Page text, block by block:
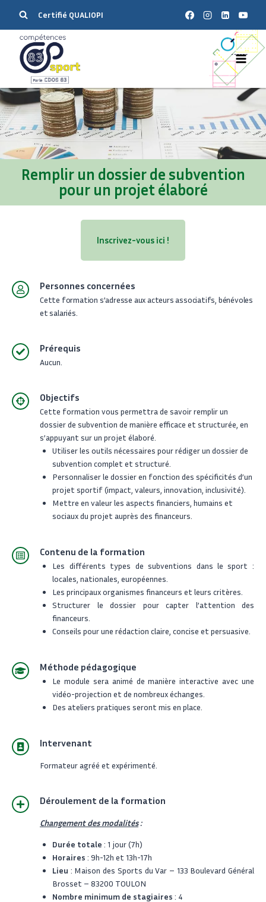
Certifié QUALIOPI
Remplir un dossier de subvention
pour un projet élaboré
Inscrivez-vous ici !
Personnes concernées
Cette formation s’adresse aux acteurs associatifs, bénévoles
et salariés.
Prérequis
Aucun.
Objectifs
Cette formation vous permettra de savoir remplir un
dossier de subvention de manière efficace et structurée, en
s’appuyant sur un projet élaboré.
Utiliser les outils nécessaires pour rédiger un dossier de
subvention complet et structuré.
Personnaliser le dossier en fonction des spécificités d’un
projet sportif (impact, valeurs, innovation, inclusivité).
Mettre en valeur les aspects financiers, humains et
sociaux du projet auprès des financeurs.
Contenu de la formation
Les différents types de subventions dans le sport :
locales, nationales, européennes.
Les principaux organismes financeurs et leurs critères.
Structurer le dossier pour capter l’attention des
financeurs.
Conseils pour une rédaction claire, concise et persuasive.
Méthode pédagogique
Le module sera animé de manière interactive avec une
vidéo-projection et de nombreux échanges.
Des ateliers pratiques seront mis en place.
Intervenant
Formateur agréé et expérimenté.
Déroulement de la formation
Changement des modalités :
Durée totale : 1 jour (7h)
Horaires : 9h-12h et 13h-17h
Lieu : Maison des Sports du Var – 133 Boulevard Général
Brosset – 83200 TOULON
Nombre minimum de stagiaires : 4